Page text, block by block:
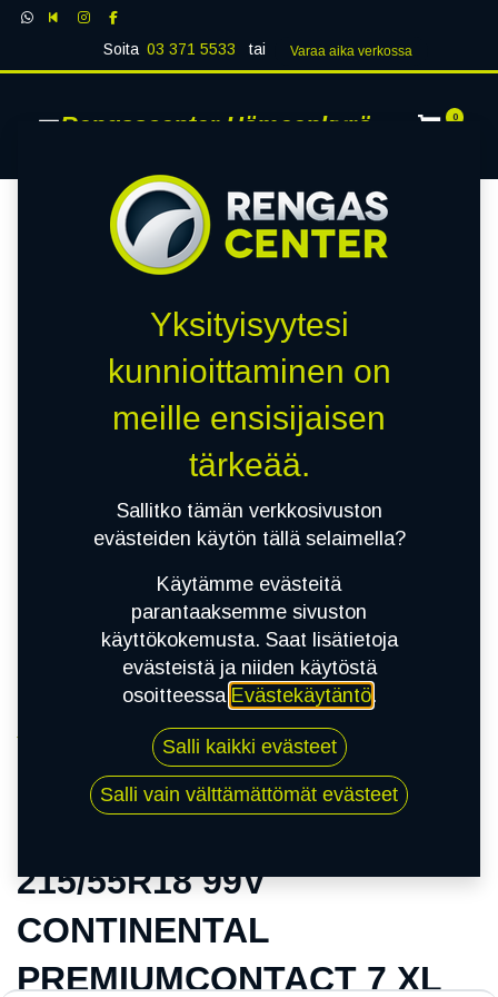
Soita 03 371 5533 tai Varaa aika verk​​​​ossa
Rengascenter Hämeenkyrö 0
215/55R18 99V CONTINENTAL
PREMIUMCONTACT 7 XL
215/55R18 99V
CONTINENTAL
PREMIUMCONTACT 7 XL
Yksityisyytesi
kunnioittaminen on
meille ensisijaisen
tärkeää.
Sallitko tämän verkkosivuston
evästeiden käytön tällä selaimella?
Käytämme evästeitä
parantaaksemme sivuston
käyttökokemusta. Saat lisätietoja
evästeistä ja niiden käytöstä
osoitteessa Evästekäytäntö.
Salli kaikki evästeet
Salli vain välttämättömät evästeet